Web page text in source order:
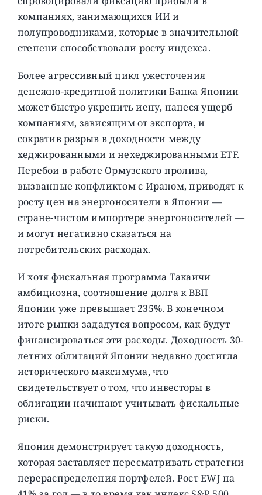
компаниях, занимающихся ИИ и
полупроводниками, которые в значительной
степени способствовали росту индекса.
Более агрессивный цикл ужесточения
денежно-кредитной политики Банка Японии
может быстро укрепить иену, нанеся ущерб
компаниям, зависящим от экспорта, и
сократив разрыв в доходности между
хеджированными и нехеджированными ETF.
Перебои в работе Ормузского пролива,
вызванные конфликтом с Ираном, приводят к
росту цен на энергоносители в Японии —
стране-чистом импортере энергоносителей —
и могут негативно сказаться на
потребительских расходах.
И хотя фискальная программа Такаичи
амбициозна, соотношение долга к ВВП
Японии уже превышает 235%. В конечном
итоге рынки зададутся вопросом, как будут
финансироваться эти расходы. Доходность 30-
летних облигаций Японии недавно достигла
исторического максимума, что
свидетельствует о том, что инвесторы в
облигации начинают учитывать фискальные
риски.
Япония демонстрирует такую ​​доходность,
которая заставляет пересматривать стратегии
перераспределения портфелей. Рост EWJ на